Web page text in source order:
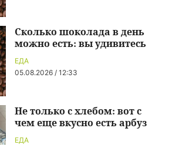
ЕДА
05.08.2026 / 12:33
Сколько шоколада в день
можно есть: вы удивитесь
ЕДА
Не только с хлебом: вот с
чем еще вкусно есть арбуз